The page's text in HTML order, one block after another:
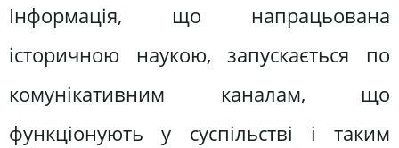
Інформація, що напрацьована
історичною наукою, запускається по
комунікативним каналам, що
функціонують у суспільстві і таким